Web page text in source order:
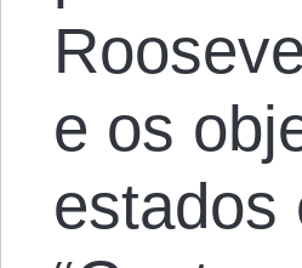
e os
estados